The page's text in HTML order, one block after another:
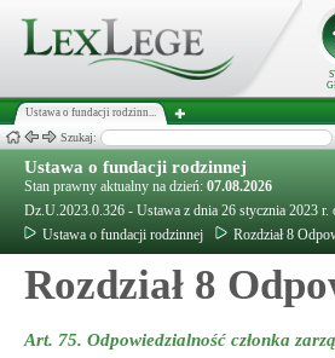
Ustawa o fundacji rodzinn...
Szukaj:
Ustawa o fundacji rodzinnej
Stan prawny aktualny na dzień: 07.08.2026
Dz.U.2023.0.326 - Ustawa z dnia 26 stycznia 2023 r.
Ustawa o fundacji rodzinnej
Rozdział 8
Rozdział 8
Art. 75. Odpowiedzialność członka